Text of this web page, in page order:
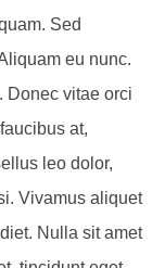
Sed
eu nunc.
Donec vitae orci
at,
leo dolor,
Vivamus aliquet
Nulla sit amet